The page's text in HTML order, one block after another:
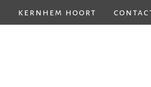
kernhem hoort